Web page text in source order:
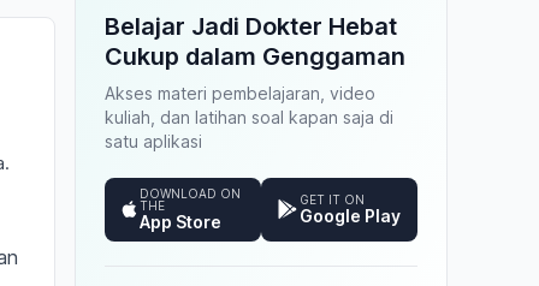
Belajar Jadi Dokter Hebat
Cukup dalam Genggaman
Akses materi pembelajaran, video
kuliah, dan latihan soal kapan saja di
satu aplikasi
DOWNLOAD ON
THE
App Store
GET IT ON
Google Play